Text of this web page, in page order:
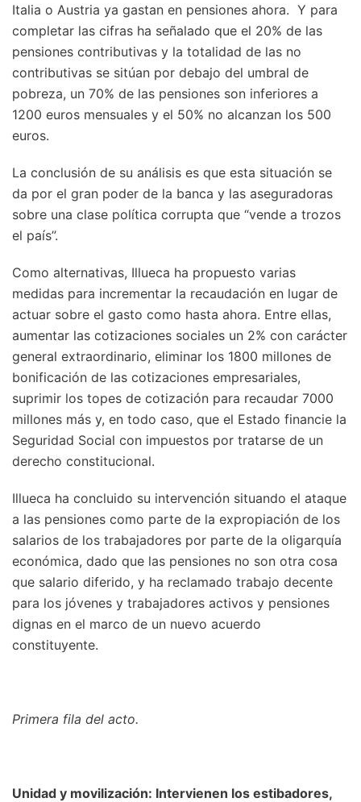
Italia o Austria ya gastan en pensiones ahora. Y para
completar las cifras ha señalado que el 20% de las
pensiones contributivas y la totalidad de las no
contributivas se sitúan por debajo del umbral de
pobreza, un 70% de las pensiones son inferiores a
1200 euros mensuales y el 50% no alcanzan los 500
euros.
La conclusión de su análisis es que esta situación se
da por el gran poder de la banca y las aseguradoras
sobre una clase política corrupta que “vende a trozos
el país”.
Como alternativas, Illueca ha propuesto varias
medidas para incrementar la recaudación en lugar de
actuar sobre el gasto como hasta ahora. Entre ellas,
aumentar las cotizaciones sociales un 2% con carácter
general extraordinario, eliminar los 1800 millones de
bonificación de las cotizaciones empresariales,
suprimir los topes de cotización para recaudar 7000
millones más y, en todo caso, que el Estado financie la
Seguridad Social con impuestos por tratarse de un
derecho constitucional.
Illueca ha concluido su intervención situando el ataque
a las pensiones como parte de la expropiación de los
salarios de los trabajadores por parte de la oligarquía
económica, dado que las pensiones no son otra cosa
que salario diferido, y ha reclamado trabajo decente
para los jóvenes y trabajadores activos y pensiones
dignas en el marco de un nuevo acuerdo
constituyente.
Primera fila del acto.
Unidad y movilización: Intervienen los estibadores,